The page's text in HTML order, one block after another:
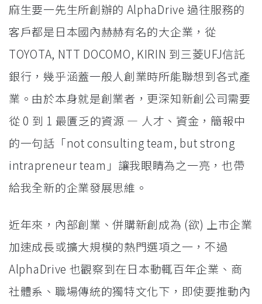
麻生要一先生所創辦的 AlphaDrive 過往服務的
客戶都是日本國內赫赫有名的大企業，從
TOYOTA, NTT DOCOMO, KIRIN 到三菱UFJ信託
銀行，幾乎涵蓋一般人創業時所能聯想到各式產
業。由於本身就是創業者，更深知新創公司需要
從 0 到 1 最匱乏的資源 — 人才、資金，簡報中
的一句話「not consulting team, but strong
intrapreneur team」讓我眼睛為之一亮，也帶
給我全新的企業發展思維。
近年來，內部創業、併購新創成為 (欲) 上市企業
加速成長或擴大規模的熱門選項之一，不過
AlphaDrive 也觀察到在日本動輒百年企業、商
社體系、職場傳統的獨特文化下，即使要推動內